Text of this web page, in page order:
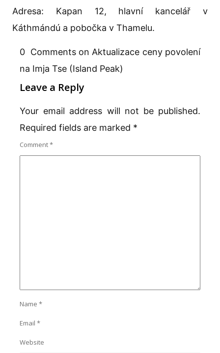
Adresa: Kapan 12, hlavní kancelář v
Káthmándú a pobočka v Thamelu.
0 Comments on Aktualizace ceny povolení
na Imja Tse (Island Peak)
Leave a Reply
Your email address will not be published.
Required fields are marked *
Comment*
Name *
Email *
Website